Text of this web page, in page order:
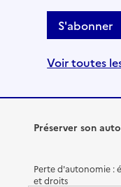
S'abonner
Voir toutes
Préserver son
Perte d'autonomie :
et droits